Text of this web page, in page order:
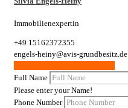
Immobilienexpertin
+49 15162372355
engels-heiny@avis-grundbesitz.de
Full Name
Please enter your Name!
Phone Number